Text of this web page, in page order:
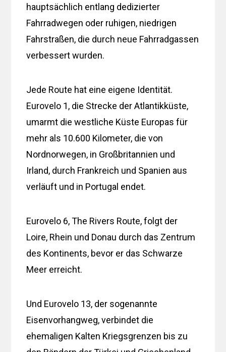
hauptsächlich entlang dedizierter
Fahrradwegen oder ruhigen, niedrigen
Fahrstraßen, die durch neue Fahrradgassen
verbessert wurden.
Jede Route hat eine eigene Identität.
Eurovelo 1, die Strecke der Atlantikküste,
umarmt die westliche Küste Europas für
mehr als 10.600 Kilometer, die von
Nordnorwegen, in Großbritannien und
Irland, durch Frankreich und Spanien aus
verläuft und in Portugal endet.
Eurovelo 6, The Rivers Route, folgt der
Loire, Rhein und Donau durch das Zentrum
des Kontinents, bevor er das Schwarze
Meer erreicht.
Und Eurovelo 13, der sogenannte
Eisenvorhangweg, verbindet die
ehemaligen Kalten Kriegsgrenzen bis zu